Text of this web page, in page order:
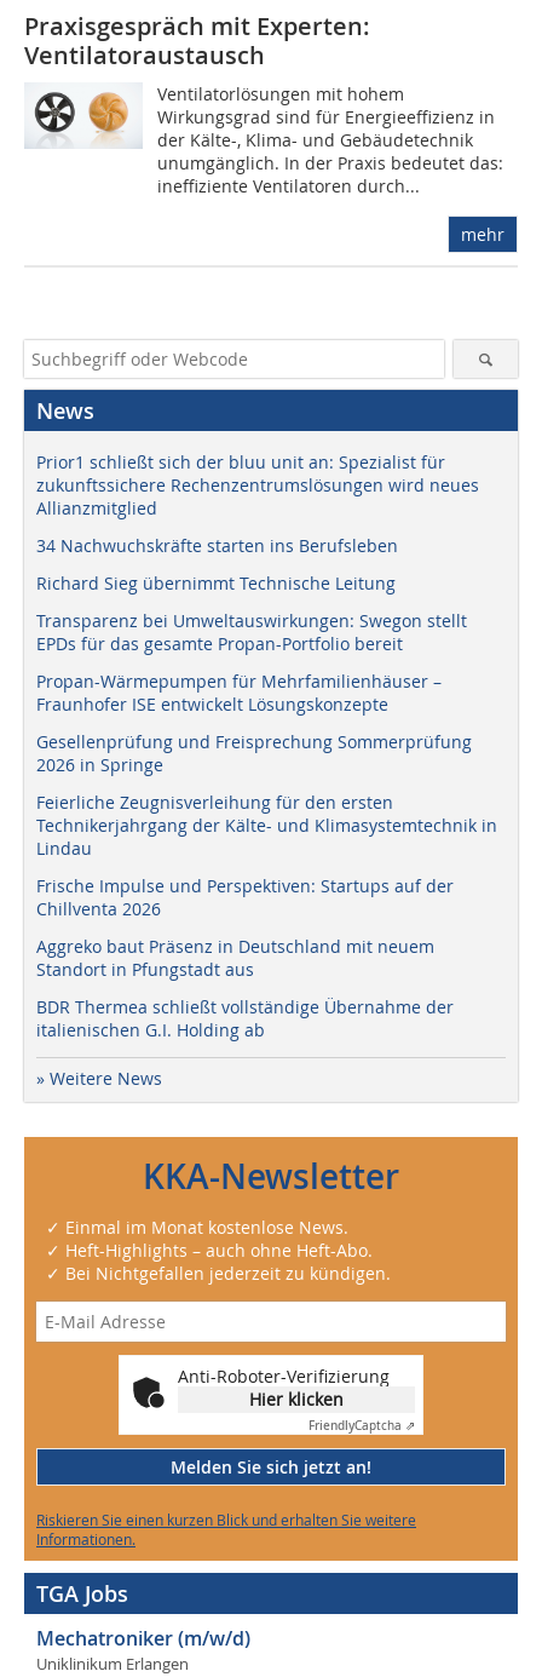
Praxisgespräch mit Experten:
Ventilatoraustausch
Ventilatorlösungen mit hohem
Wirkungsgrad sind für Energieeffizienz in
der Kälte-, Klima- und Gebäudetechnik
unumgänglich. In der Praxis bedeutet das:
ineffiziente Ventilatoren durch...
mehr
News
Prior1 schließt sich der bluu unit an: Spezialist für
zukunftssichere Rechenzentrumslösungen wird neues
Allianzmitglied
34 Nachwuchskräfte starten ins Berufsleben
Richard Sieg übernimmt Technische Leitung
Transparenz bei Umweltauswirkungen: Swegon stellt
EPDs für das gesamte Propan-Portfolio bereit
Propan-Wärmepumpen für Mehrfamilienhäuser –
Fraunhofer ISE entwickelt Lösungskonzepte
Gesellenprüfung und Freisprechung Sommerprüfung
2026 in Springe
Feierliche Zeugnisverleihung für den ersten
Technikerjahrgang der Kälte- und Klimasystemtechnik in
Lindau
Frische Impulse und Perspektiven: Startups auf der
Chillventa 2026
Aggreko baut Präsenz in Deutschland mit neuem
Standort in Pfungstadt aus
BDR Thermea schließt vollständige Übernahme der
italienischen G.I. Holding ab
» Weitere News
KKA-Newsletter
✓ Einmal im Monat kostenlose News.
✓ Heft-Highlights – auch ohne Heft-Abo.
✓ Bei Nichtgefallen jederzeit zu kündigen.
Anti-Roboter-Verifizierung
Hier klicken
FriendlyCaptcha ⇗
Melden Sie sich jetzt an!
Riskieren Sie einen kurzen Blick und erhalten Sie weitere
Informationen.
TGA Jobs
Mechatroniker (m/w/d)
Uniklinikum Erlangen